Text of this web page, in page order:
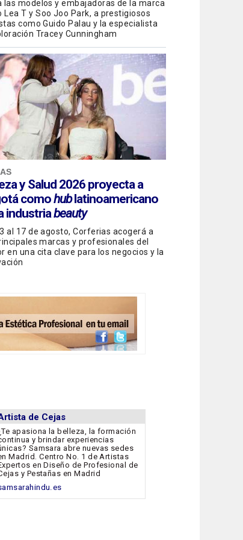
las modelos y embajadoras de la marca
Lea T y Soo Joo Park, a prestigiosos
como Guido Palau y la especialista
Tracey Cunningham
y Salud 2026 proyecta a
comohublatinoamericano
industriabeauty
al 17 de agosto, Corferias acogerá a
marcas y profesionales del
en una cita clave para los negocios y la
de Cejas
apasiona la belleza, la formación
y brindar experiencias
Samsara abre nuevas sedes
Madrid. Centro No. 1 de Artistas
en Diseño de Profesional de
y Pestañas en Madrid